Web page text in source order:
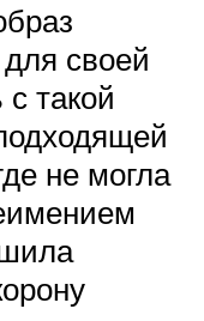
своей
такой
не могла